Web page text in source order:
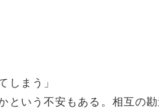
しまう」
という不安もある。相互の